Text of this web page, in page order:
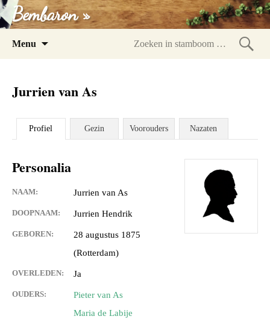
Bembaron »
Menu
Jurrien van As
Profiel Gezin Voorouders Nazaten
Personalia
NAAM: Jurrien van As
DOOPNAAM: Jurrien Hendrik
GEBOREN:
28 augustus 1875
(Rotterdam)
OVERLEDEN: Ja
OUDERS:
Pieter van As
Maria de Labije